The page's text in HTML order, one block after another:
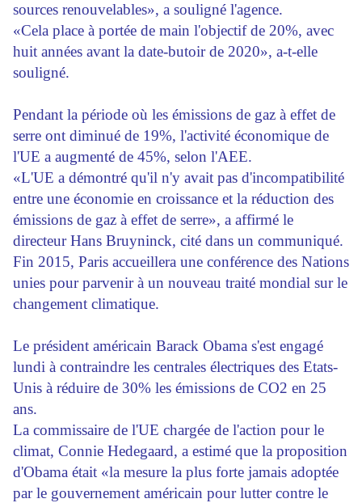
sources renouvelables», a souligné l'agence.
«Cela place à portée de main l'objectif de 20%, avec
huit années avant la date-butoir de 2020», a-t-elle
souligné.
Pendant la période où les émissions de gaz à effet de
serre ont diminué de 19%, l'activité économique de
l'UE a augmenté de 45%, selon l'AEE.
«L'UE a démontré qu'il n'y avait pas d'incompatibilité
entre une économie en croissance et la réduction des
émissions de gaz à effet de serre», a affirmé le
directeur Hans Bruyninck, cité dans un communiqué.
Fin 2015, Paris accueillera une conférence des Nations
unies pour parvenir à un nouveau traité mondial sur le
changement climatique.
Le président américain Barack Obama s'est engagé
lundi à contraindre les centrales électriques des Etats-
Unis à réduire de 30% les émissions de CO2 en 25
ans.
La commissaire de l'UE chargée de l'action pour le
climat, Connie Hedegaard, a estimé que la proposition
d'Obama était «la mesure la plus forte jamais adoptée
par le gouvernement américain pour lutter contre le